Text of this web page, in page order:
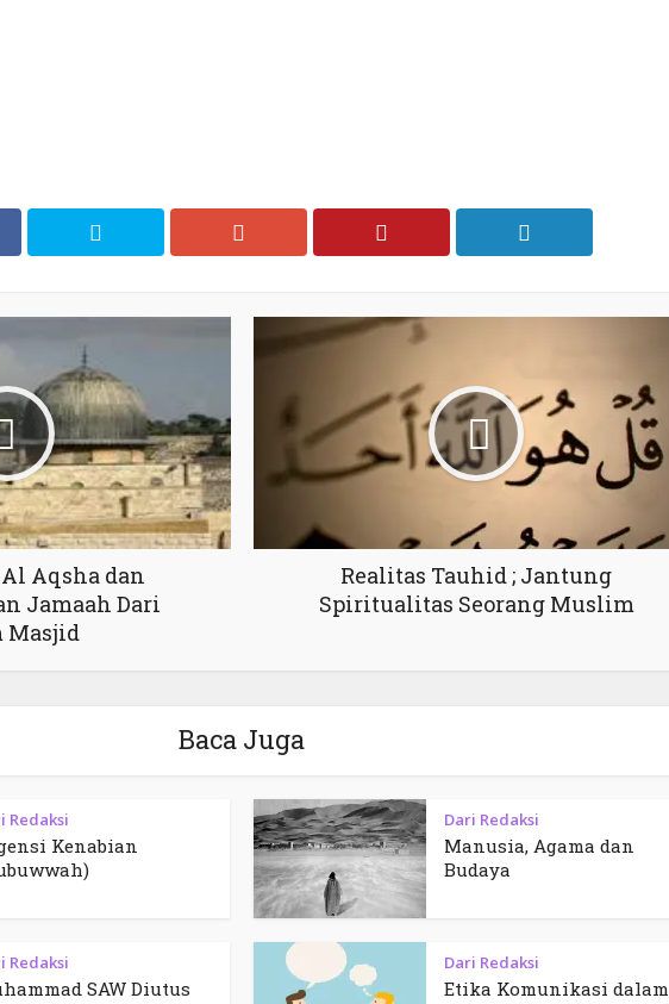
Aqsha dan
Jamaah Dari
Masjid
Realitas Tauhid ; Jantung
Spiritualitas Seorang Muslim
Baca Juga
Redaksi
Kenabian
Dari Redaksi
Manusia, Agama dan
Budaya
Redaksi
SAW Diutus
Dari Redaksi
Etika Komunikasi dalam